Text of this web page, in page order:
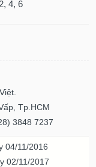
4, 6
Tp.HCM
3848 7237
04/11/2016
02/11/2017